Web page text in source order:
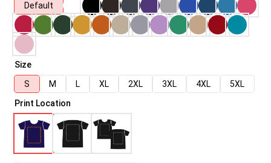
Default
Size
S
M L XL 2XL 3XL 4XL
5XL
Print Location